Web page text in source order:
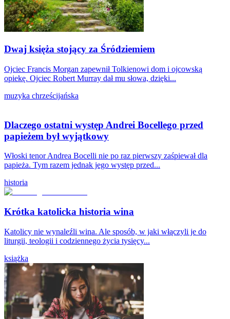
Dwaj księża stojący za Śródziemiem
Ojciec Francis Morgan zapewnił Tolkienowi dom i ojcowską
opiekę. Ojciec Robert Murray dał mu słowa, dzięki...
muzyka chrześcijańska
Dlaczego ostatni występ Andrei Bocellego przed
papieżem był wyjątkowy
Włoski tenor Andrea Bocelli nie po raz pierwszy zaśpiewał dla
papieża. Tym razem jednak jego występ przed...
historia
Krótka katolicka historia wina
Katolicy nie wynaleźli wina. Ale sposób, w jaki włączyli je do
liturgii, teologii i codziennego życia tysięcy...
książka